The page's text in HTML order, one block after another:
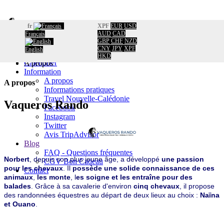
fr
Français
English
XPF EUR USD
AUD CAD
GBP CHF NZD
CNY JPY XPF
HKD
Accueil
Réservation
Calendrier
Information
A propos
Informations pratiques
Travel Nouvelle-Calédonie
Facebook
Instagram
Twitter
Avis TripAdvisor
Blog
FAQ - Questions fréquentes
CGV Bon Cadeau
Contact
Accueil
A propos
A propos
Vaqueros Rando
Norbert , depuis son plus jeune âge, a développé une passion
pour les chevaux . Il possède une solide connaissance de ces
animaux les monte , les soigne et les entraîne pour des
balades . Grâce à sa cavalerie d'environ cinq chevaux , il propose
des randonnées équestres au départ de deux lieux au choix : Naïna
et Ouano